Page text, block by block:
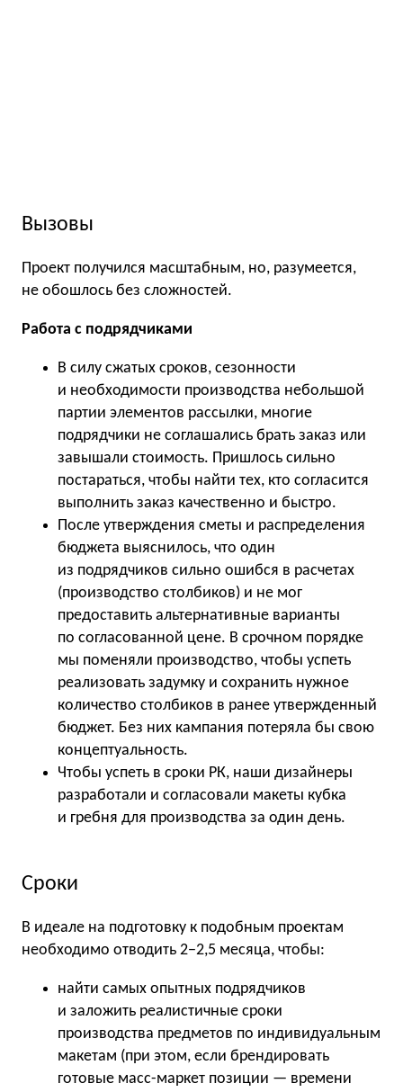
Вызовы
Проект получился масштабным, но, разумеется,
не обошлось без сложностей.
Работа с подрядчиками
В силу сжатых сроков, сезонности
и необходимости производства небольшой
партии элементов рассылки, многие
подрядчики не соглашались брать заказ или
завышали стоимость. Пришлось сильно
постараться, чтобы найти тех, кто согласится
выполнить заказ качественно и быстро.
После утверждения сметы и распределения
бюджета выяснилось, что один
из подрядчиков сильно ошибся в расчетах
(производство столбиков) и не мог
предоставить альтернативные варианты
по согласованной цене. В срочном порядке
мы поменяли производство, чтобы успеть
реализовать задумку и сохранить нужное
количество столбиков в ранее утвержденный
бюджет. Без них кампания потеряла бы свою
концептуальность.
Чтобы успеть в сроки РК, наши дизайнеры
разработали и согласовали макеты кубка
и гребня для производства за один день.
Сроки
В идеале на подготовку к подобным проектам
необходимо отводить 2−2,5 месяца, чтобы:
найти самых опытных подрядчиков
и заложить реалистичные сроки
производства предметов по индивидуальным
макетам (при этом, если брендировать
готовые масс-маркет позиции — времени